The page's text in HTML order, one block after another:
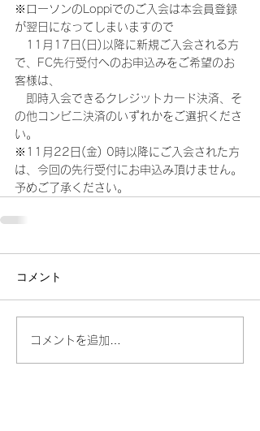
※ローソンのLoppiでのご入会は本会員登録
が翌日になってしまいますので
11月17日(日)以降に新規ご入会される方
で、FC先行受付へのお申込みをご希望のお
客様は、
即時入会できるクレジットカード決済、そ
の他コンビニ決済のいずれかをご選択くださ
い。
※11月22日(金) 0時以降にご入会された方
は、今回の先行受付にお申込み頂けません。
予めご了承ください。
コメント
コメントを追加…